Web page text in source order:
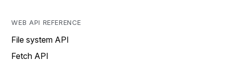
WEB API REFERENCE
File system API
Fetch API